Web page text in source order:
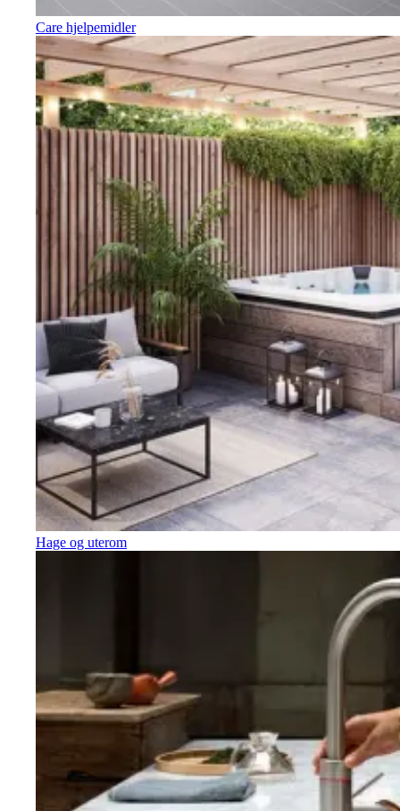
Care hjelpemidler
Hage og uterom